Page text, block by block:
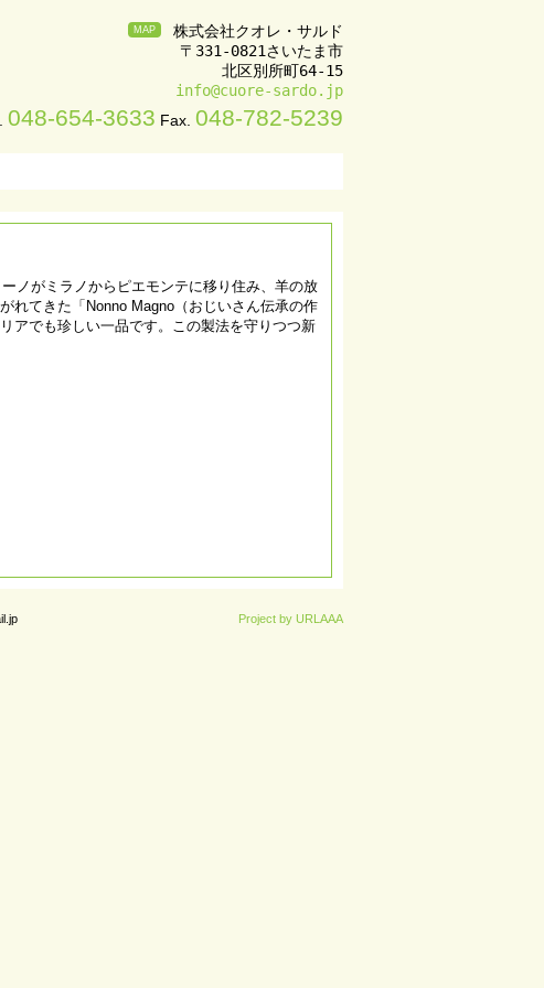
株式会社クオレ・サルド
〒331-0821さいたま市
info@cuore-sardo.jp
MAP
048-654-3633 Fax. 048-782-5239
ノがミラノからピエモンテに移り住み、羊の放
れてきた「Nonno Magno（おじいさん伝承の作
アでも珍しい一品です。この製法を守りつつ新
Project by URLAAA